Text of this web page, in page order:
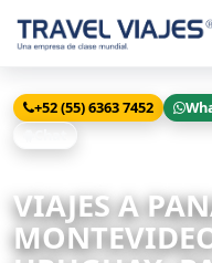
+52 (55) 6363 7452
VIAJES A